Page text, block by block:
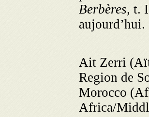
Berbères, t.
aujourd’hui.
Ait Zerri
Region de
Morocco
Africa/